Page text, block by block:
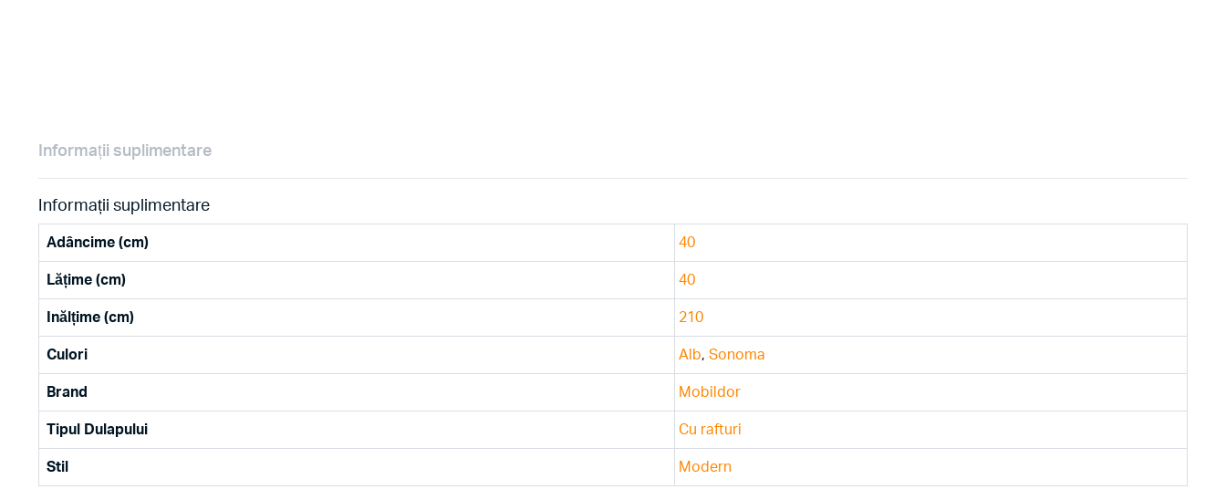
Informații suplimentare
Informații suplimentare
Adâncime (cm) 40
Lățime (cm) 40
Inălțime (cm) 210
Culori Alb, Sonoma
Brand Mobildor
Tipul Dulapului Cu rafturi
Stil Modern